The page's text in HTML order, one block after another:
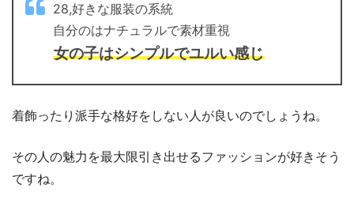
28,好きな服装の系統
自分のはナチュラルで素材重視
女の子はシンプルでユルい感じ
着飾ったり派手な格好をしない人が良いのでしょうね。
その人の魅力を最大限引き出せるファッションが好きそう
ですね。